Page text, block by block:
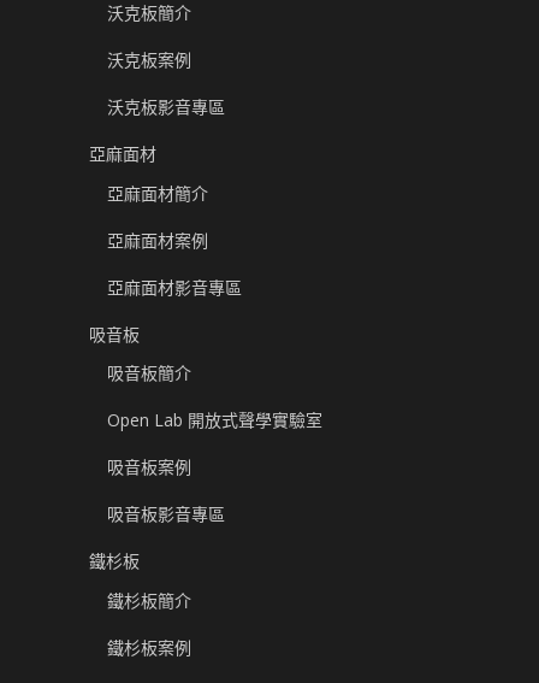
沃克板簡介
沃克板案例
沃克板影音專區
亞麻面材
亞麻面材簡介
亞麻面材案例
亞麻面材影音專區
吸音板
吸音板簡介
Open Lab 開放式聲學實驗室
吸音板案例
吸音板影音專區
鐵杉板
鐵杉板簡介
鐵杉板案例